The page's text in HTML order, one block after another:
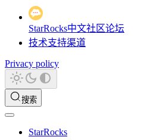
StarRocks中文社区论坛
技术支持渠道
Privacy policy
搜索
StarRocks